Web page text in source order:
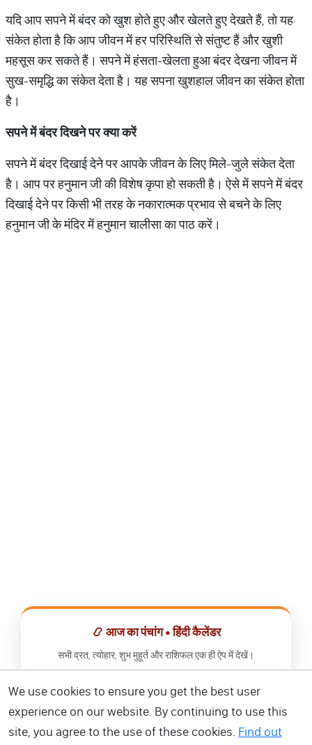
यदि आप सपने में बंदर को खुश होते हुए और खेलते हुए देखते हैं, तो यह
संकेत होता है कि आप जीवन में हर परिस्थिति से संतुष्ट हैं और खुशी
महसूस कर सकते हैं। सपने में हंसता-खेलता हुआ बंदर देखना जीवन में
सुख-समृद्धि का संकेत देता है। यह सपना खुशहाल जीवन का संकेत होता
है।
सपनेमेंबंदरदिखनेपरक्याकरें
सपने में बंदर दिखाई देने पर आपके जीवन के लिए मिले-जुले संकेत देता
है। आप पर हनुमान जी की विशेष कृपा हो सकती है। ऐसे में सपने में बंदर
दिखाई देने पर किसी भी तरह के नकारात्मक प्रभाव से बचने के लिए
हनुमान जी के मंदिर में हनुमान चालीसा का पाठ करें।
📿 आज का पंचांग • हिंदी कैलेंडर
सभी व्रत, त्योहार, शुभ मुहूर्त और राशिफल एक ही ऐप में देखें।
📅 हिंदी कैलेंडर ऐप डाउनलोड करें
We use cookies to ensure you get the best user
experience on our website. By continuing to use this
site, you agree to the use of these cookies. Find out